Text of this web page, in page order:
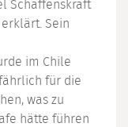
Schaffenskraft
Sein
im Chile
für die
was zu
hätte führen